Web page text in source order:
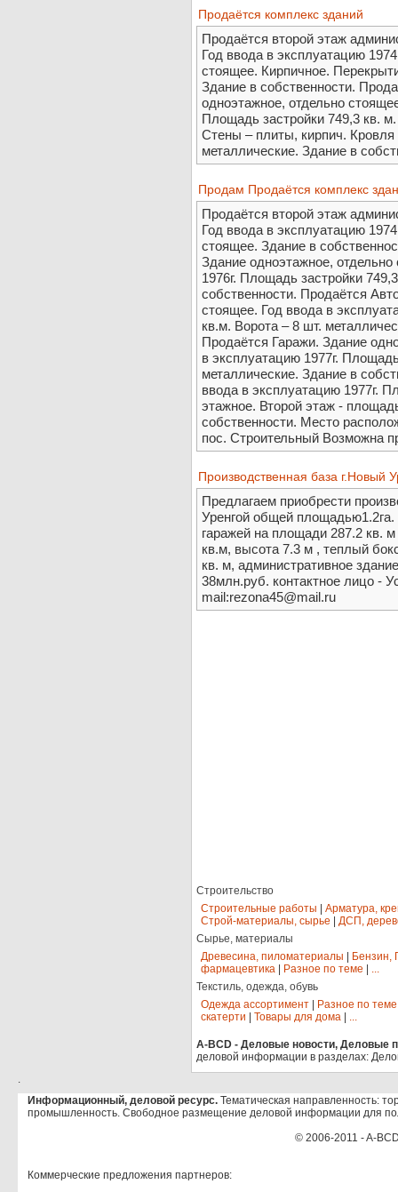
Продаётся комплекс зданий
Продаётся второй этаж
Год ввода в эксплуатацию
стоящее. Кирпичное.
Здание в собственности.
одноэтажное, отдельно
Площадь застройки 749,3 кв.
Стены – плиты, кирпич.
металлические. Здание в
Продам Продаётся комплекс
Продаётся второй этаж
Год ввода в эксплуатацию
стоящее. Здание в
Здание одноэтажное,
1976г. Площадь застройки
собственности. Продаётся
стоящее. Год ввода в
кв.м. Ворота – 8 шт.
Продаётся Гаражи. Здание
в эксплуатацию 1977г.
металлические. Здание в
ввода в эксплуатацию 1977г.
этажное. Второй этаж -
собственности. Место
пос. Строительный Возможна
Производственная база г.Новый
Предлагаем приобрести
Уренгой общей
гаражей на площади 287.2 кв.
кв.м, высота 7.3 м , теплый
кв. м, административное
38млн.руб. контактное лицо -
mail:rezona45@mail.ru
Строительство
Строительные работы
Арматура,
Строй-материалы, сырье
ДСП,
Сырье, материалы
Древесина, пиломатериалы
Бензин,
фармацевтика
Разное по теме
...
Текстиль, одежда, обувь
Одежда ассортимент
Разное по теме
скатерти
Товары для дома ...
A-BCD - Деловые новости, Деловые
деловой информации в разделах:
.
Информационный, деловой ресурс. Тематическая направленность:
промышленность. Свободное размещение деловой информации для
© 2006-2011 - A-
Коммерческие предложения партнеров: